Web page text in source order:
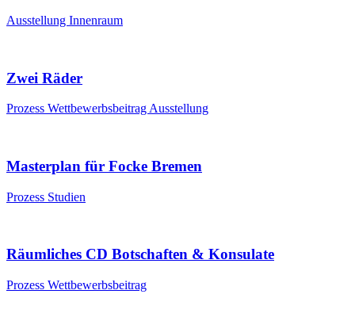
Ausstellung Innenraum
Zwei Räder
Prozess Wettbewerbsbeitrag Ausstellung
Masterplan für Focke Bremen
Prozess Studien
Räumliches CD Botschaften & Konsulate
Prozess Wettbewerbsbeitrag